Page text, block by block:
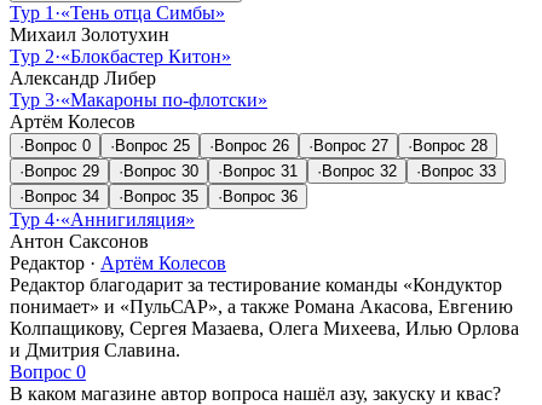
Тур 1 ·«Тень отца Симбы»
Михаил Золотухин
Тур 2·«Блокбастер Китон»
Александр Либер
Тур 3·«Макароны по-флотски»
Артём Колесов
· Вопрос 0 · Вопрос 25 · Вопрос 26 · Вопрос 27 · Вопрос 28
· Вопрос 29 · Вопрос 30 · Вопрос 31 · Вопрос 32 · Вопрос 33
· Вопрос 34 · Вопрос 35 · Вопрос 36
Тур 4·«Аннигиляция»
Антон Саксонов
Редактор · Артём Колесов
Редактор благодарит за тестирование команды «Кондуктор
понимает» и «ПульСАР», а также Романа Акасова, Евгению
Колпащикову, Сергея Мазаева, Олега Михеева, Илью Орлова
и Дмитрия Славина.
Вопрос 0
В каком магазине автор вопроса нашёл азу, закуску и квас?